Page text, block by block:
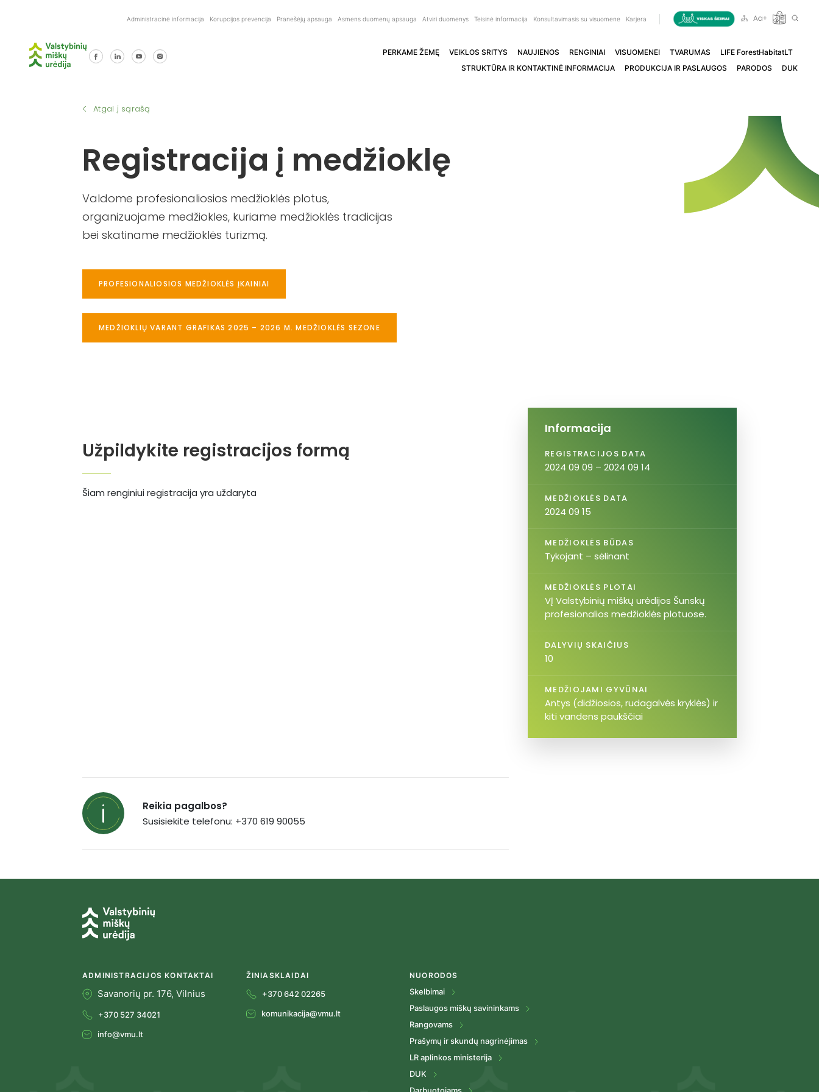
Administracinė informacija Korupcijos prevencija Pranešėjų apsauga Asmens duomenų apsauga Atviri duomenys Teisinė informacija Konsultavimasis su visuomene Karjera
PERKAME ŽEMĘ VEIKLOS SRITYS NAUJIENOS RENGINIAI VISUOMENEI TVARUMAS
LIFE ForestHabitatLT
STRUKTŪRA IR KONTAKTINĖ INFORMACIJA
PRODUKCIJA IR PASLAUGOS PARODOS DUK
Atgal į sąrašą
Registracija į medžioklę
Valdome profesionaliosios medžioklės plotus,
organizuojame medžiokles, kuriame medžioklės tradicijas
bei skatiname medžioklės turizmą.
PROFESIONALIOSIOS MEDŽIOKLĖS ĮKAINIAI
MEDŽIOKLIŲ VARANT GRAFIKAS 2025 – 2026 M. MEDŽIOKLĖS SEZONE
Užpildykite registracijos formą
Šiam renginiui registracija yra uždaryta
Informacija
REGISTRACIJOS DATA
2024 09 09 – 2024 09 14
MEDŽIOKLĖS DATA
2024 09 15
MEDŽIOKLĖS BŪDAS
Tykojant – sėlinant
MEDŽIOKLĖS PLOTAI
VĮ Valstybinių miškų urėdijos Šunskų
profesionalios medžioklės plotuose.
DALYVIŲ SKAIČIUS
10
MEDŽIOJAMI GYVŪNAI
Antys (didžiosios, rudagalvės kryklės) ir
kiti vandens paukščiai
Reikia pagalbos?
Susisiekite telefonu: +370 619 90055
ADMINISTRACIJOS KONTAKTAI
Savanorių pr. 176, Vilnius
+370 527 34021
info@vmu.lt
ŽINIASKLAIDAI
+370 642 02265
komunikacija@vmu.lt
NUORODOS
Skelbimai
Paslaugos miškų savininkams
Rangovams
Prašymų ir skundų nagrinėjimas
LR aplinkos ministerija
DUK